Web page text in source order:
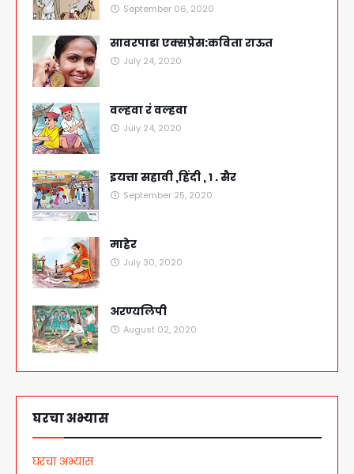
September 06, 2020
सावरपाडा एक्सप्रेस:कविता राऊत
July 24, 2020
वल्हवा रं वल्हवा
July 24, 2020
इयत्ता सहावी ,हिंदी , १ . सैर
September 25, 2020
माहेर
July 30, 2020
अरण्यलिपी
August 02, 2020
घरचा अभ्यास
घरचा अभ्यास